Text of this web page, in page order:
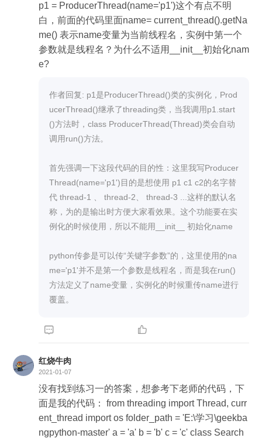
p1 = ProducerThread(name='p1')这个有点不明
白，前面的代码里面name= current_thread().getNa
me() 表示name变量为当前线程名，实例中第一个
参数就是线程名？为什么不适用__init__初始化nam
e?
作者回复: p1是ProducerThread()类的实例化，Prod
ucerThread()继承了threading类，当我调用p1.start
()方法时，class ProducerThread(Thread)类会自动
调用run()方法。
首先强调一下这段代码的目的性：这里我写Producer
Thread(name='p1')目的是想使用 p1 c1 c2的名字替
代 thread-1 、 thread-2、 thread-3 ...这样的默认名
称，为的是输出时方便大家看效果。这个功能要在实
例化的时候使用，所以不能用__init__ 初始化name
python传参是可以传“关键字参数”的，这里使用的na
me='p1'并不是第一个参数是线程名，而是我在run()
方法定义了name变量，实例化的时候重传name进行
覆盖。
 
红烧牛肉
2021-01-07
没有找到练习一的答案，想参考下老师的代码，下
面是我的代码： from threading import Thread, curr
ent_thread import os folder_path = 'E:\学习\geekba
ngpython-master' a = 'a' b = 'b' c = 'c' class Search